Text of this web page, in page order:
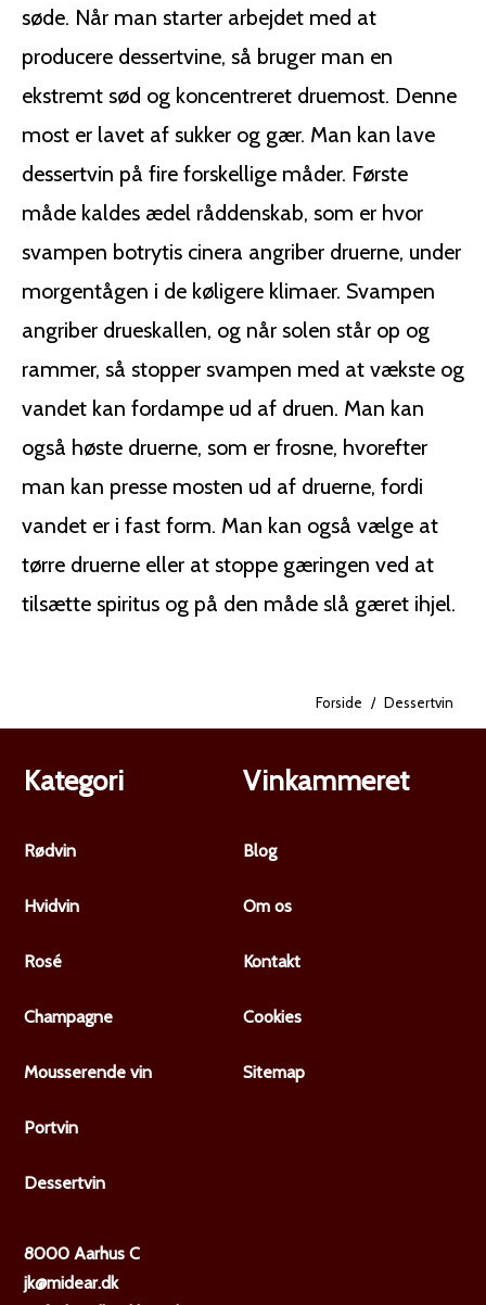
vedvarende og luksuriøs.
Nydes bedst godt
afkølet ved 8-10°C.
Madpar: Denne vin er
perfekt som ledsager til
modne oste,
frugtbaserede desserter
(f.eks. pære-lime strudel
eller som en meditativ
vin i sig selv. Den
med krydret asiatisk mad,
der kan balancere
Lagringspotentiale: Som
en Auslese har den et
fremragende
lagringspotentiale og kan
kompleksitet over mange
år
pære), citrusfrugter (citro
n, grapefrugt), honning og
nogle gange et let strejf
af blomster eller vanilje
Smag: Smagen er blød og
cremet, med en god
balance mellem druernes
naturlige sødme og den
og den naturlige syre
giver. Eftersmagen er
virke tung. Servering: Bør
serveres afkølet, ideelt
portvinsglas eller
tulipanformet glas.
Madparring:
Aperitif: Dette er den
anvendelse, perfekt til at
starte et måltid.
til foie gras, melon,
Desserter: Passer godt til
eller mandler
søde. Når man starter arbejdet med at
producere dessertvine, så bruger man en
ekstremt sød og koncentreret druemost. Denne
most er lavet af sukker og gær. Man kan lave
dessertvin på fire forskellige måder. Første
måde kaldes ædel råddenskab, som er hvor
svampen botrytis cinera angriber druerne, under
morgentågen i de køligere klimaer. Svampen
angriber drueskallen, og når solen står op og
rammer, så stopper svampen med at vækste og
vandet kan fordampe ud af druen. Man kan
også høste druerne, som er frosne, hvorefter
man kan presse mosten ud af druerne, fordi
vandet er i fast form. Man kan også vælge at
tørre druerne eller at stoppe gæringen ved at
tilsætte spiritus og på den måde slå gæret ihjel.
Forside / Dessertvin
Kategori
Rødvin
Hvidvin
Rosé
Champagne
Mousserende vin
Portvin
Dessertvin
Vinkammeret
Blog
Om os
Kontakt
Cookies
Sitemap
8000 Aarhus C
jk@midear.dk